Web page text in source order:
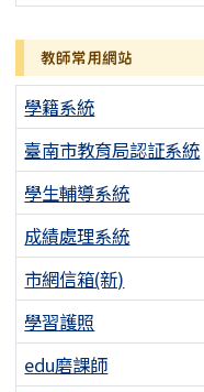
教師常用網站
學籍系統
臺南市教育局認証系統
學生輔導系統
成績處理系統
市網信箱(新)
學習護照
edu磨課師